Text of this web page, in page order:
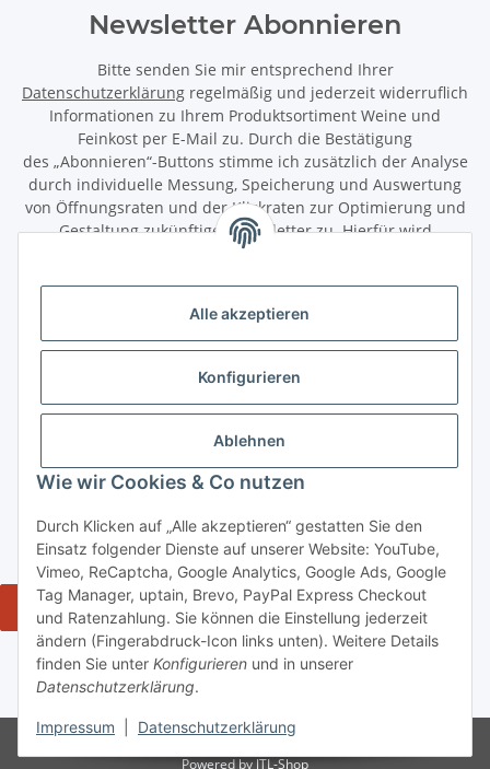
Alle akzeptieren
Konfigurieren
Ablehnen
Wie wir Cookies & Co nutzen
Durch Klicken auf „Alle akzeptieren“ gestatten Sie den
Einsatz folgender Dienste auf unserer Website: YouTube,
Vimeo, ReCaptcha, Google Analytics, Google Ads, Google
Tag Manager, uptain, Brevo, PayPal Express Checkout
und Ratenzahlung. Sie können die Einstellung jederzeit
ändern (Fingerabdruck-Icon links unten). Weitere Details
finden Sie unter Konfigurieren und in unserer
Datenschutzerklärung.
Impressum Datenschutzerklärung
Newsletter Abonnieren
Bitte senden Sie mir entsprechend Ihrer
Datenschutzerklärung regelmäßig und jederzeit widerruflich
Informationen zu Ihrem Produktsortiment Weine und
Feinkost per E-Mail zu. Durch die Bestätigung
des „Abonnieren“-Buttons stimme ich zusätzlich der Analyse
durch individuelle Messung, Speicherung und Auswertung
von Öffnungsraten und der Klickraten zur Optimierung und
Gestaltung zukünftiger Newsletter zu. Hierfür wird
das Nutzungsverhalten in pseudonymisierter Form
Wirkung für die Zukunft über den Link in unserem Newsletter
abbestellen / widerrufen.
Gesetzliche Informationen
Informationen
Widerrufsbutton
* Alle Preise inkl. gesetzlicher USt., zzgl. Versand 5,50€, ab 120€
versandkostenfrei - Verkauf von alkoholische Getränke ausschließlich an
Personen ab 18 Jahren.
Powered byJTL-Shop